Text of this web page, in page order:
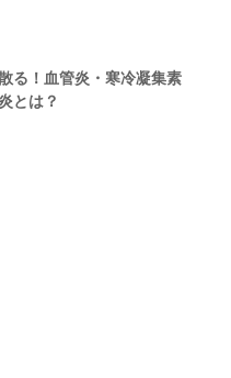
る！血管炎・寒冷凝集素
とは？